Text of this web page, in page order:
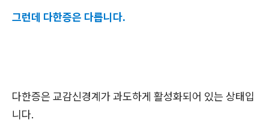
그런데 다한증은 다릅니다.
다한증은 교감신경계가 과도하게 활성화되어 있는 상태입
니다.